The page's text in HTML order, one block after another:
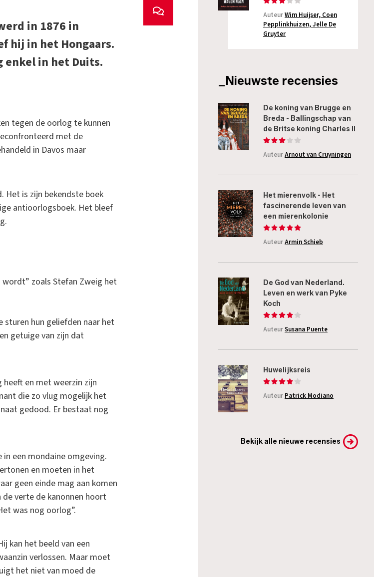
in 1876 in
hij in het Hongaars.
enkel in het Duits.
tegen de oorlog te kunnen
met de
in Davos maar
Het is zijn bekendste boek
antioorlogsboek. Het bleef
wordt” zoals Stefan Zweig het
sturen hun geliefden naar het
getuige van zijn dat
heeft en met weerzin zijn
die zo vlug mogelijk het
gedood. Er bestaat nog
een mondaine omgeving.
en moeten in het
geen einde mag aan komen
de verte de kanonnen hoort
was nog oorlog”.
kan het beeld van een
verlossen. Maar moet
het niet van moed de
AuteurWim Huijser, Coen
Pepplinkhuizen, Jelle De
Gruyter
_Nieuwste recensies
De koning van Brugge en
Breda - Ballingschap van
de Britse koning Charles II
AuteurArnout van Cruyningen
Het mierenvolk - Het
fascinerende leven van
een mierenkolonie
AuteurArmin Schieb
De God van Nederland.
Leven en werk van Pyke
Koch
AuteurSusana Puente
Huwelijksreis
Auteur Patrick Modiano
Bekijk alle nieuwe recensies